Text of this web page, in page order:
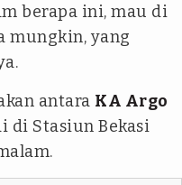
berapa ini, mau di
mungkin, yang
antara KA Argo
di Stasiun Bekasi